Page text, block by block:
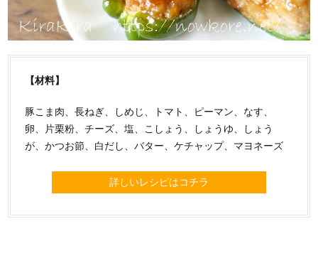
【材料】
豚こま肉、長ねぎ、しめじ、トマト、ピーマン、なす、
卵、片栗粉、チーズ、塩、こしょう、しょうゆ、しょう
が、かつお節、白だし、バター、ケチャップ、マヨネーズ
詳しいレシピはコチラ